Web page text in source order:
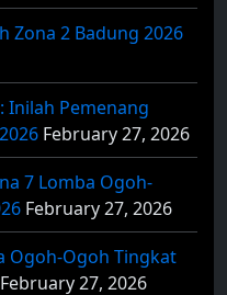
Zona 2 Badung 2026
Inilah Pemenang
February 27, 2026
7 Lomba Ogoh-
February 27, 2026
Ogoh-Ogoh Tingkat
February 27, 2026